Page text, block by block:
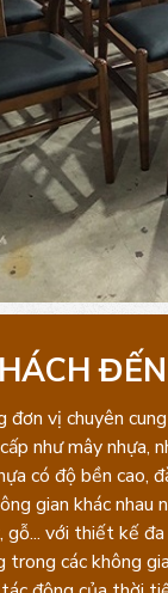
vị chuyên
như mây nhựa,
có độ bền cao,
gian khác
với thiết kế
các không